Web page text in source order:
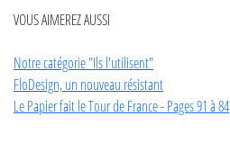
VOUS AIMEREZ AUSSI
Notre catégorie "Ils l'utilisent"
FloDesign, un nouveau résistant
Le Papier fait le Tour de France - Pages 91 à 84